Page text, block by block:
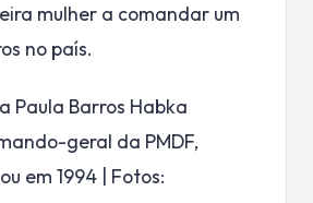
mulher a comandar um
no país.
Paula Barros Habka
geral da PMDF,
em 1994 | Fotos: